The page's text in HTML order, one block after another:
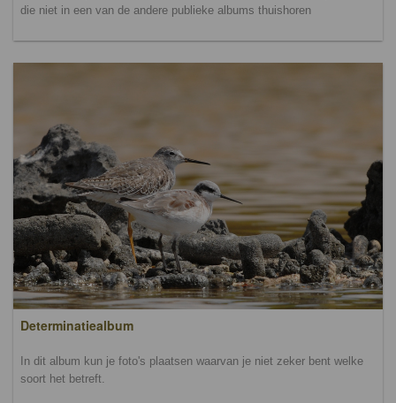
die niet in een van de andere publieke albums thuishoren
Determinatiealbum
In dit album kun je foto's plaatsen waarvan je niet zeker bent welke
soort het betreft.